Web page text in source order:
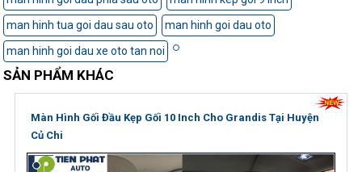
man hinh tua goi dau sau oto
man hinh goi dau oto
man hinh goi dau xe oto tan noi
SẢN PHẨM KHÁC
Màn Hình Gối Đầu Kẹp Gối 10 Inch Cho Grandis Tại Huyện
Củ Chi